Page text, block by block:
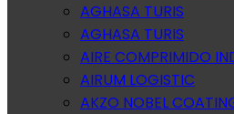
AGHASA TURIS
AGHASA TURIS
AIRE COMPRIMIDO
AIRUM LOGISTIC
AKZO NOBEL